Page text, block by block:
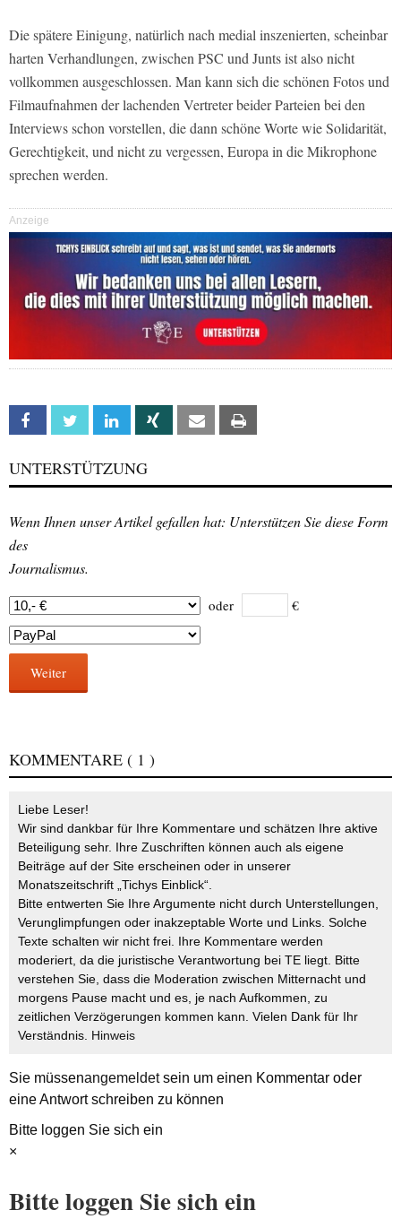
Die spätere Einigung, natürlich nach medial inszenierten, scheinbar
harten Verhandlungen, zwischen PSC und Junts ist also nicht
vollkommen ausgeschlossen. Man kann sich die schönen Fotos und
Filmaufnahmen der lachenden Vertreter beider Parteien bei den
Interviews schon vorstellen, die dann schöne Worte wie Solidarität,
Gerechtigkeit, und nicht zu vergessen, Europa in die Mikrophone
sprechen werden.
Anzeige
Facebook Twitter Linkedin Xing Email
UNTERSTÜTZUNG
Wenn Ihnen unser Artikel gefallen hat: Unterstützen Sie diese Form
des
Journalismus.
oder €
Weiter
KOMMENTARE ( 1 )
Liebe Leser!
Wir sind dankbar für Ihre Kommentare und schätzen Ihre aktive
Beteiligung sehr. Ihre Zuschriften können auch als eigene
Beiträge auf der Site erscheinen oder in unserer
Monatszeitschrift „Tichys Einblick“.
Bitte entwerten Sie Ihre Argumente nicht durch Unterstellungen,
Verunglimpfungen oder inakzeptable Worte und Links. Solche
Texte schalten wir nicht frei. Ihre Kommentare werden
moderiert, da die juristische Verantwortung bei TE liegt. Bitte
verstehen Sie, dass die Moderation zwischen Mitternacht und
morgens Pause macht und es, je nach Aufkommen, zu
zeitlichen Verzögerungen kommen kann. Vielen Dank für Ihr
Verständnis. Hinweis
Sie müssenangemeldetsein um einen Kommentar oder
eine Antwort schreiben zu können
Bitte loggen Sie sich ein
×
Bitte loggen Sie sich ein